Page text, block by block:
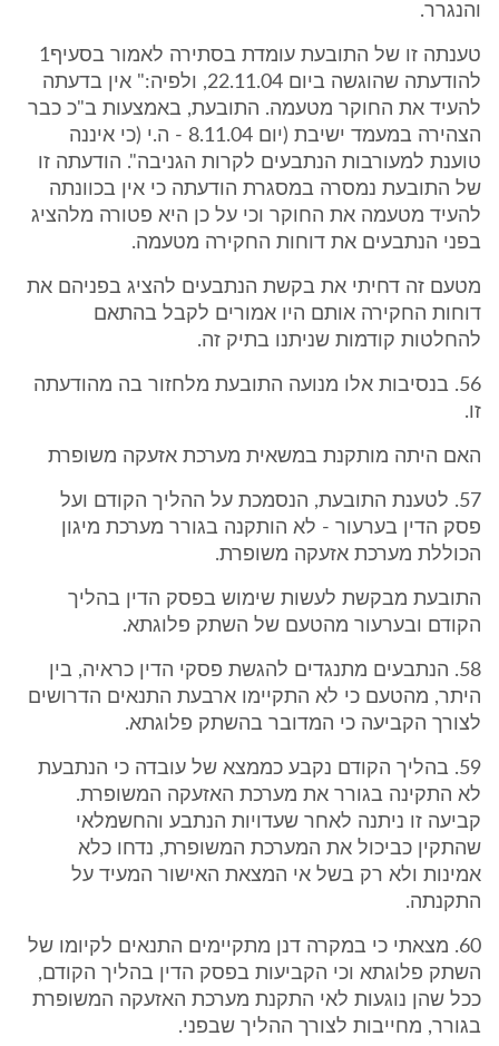
והנגרר.
טענתה זו של התובעת עומדת בסתירה לאמור בסעיף1
להודעתה שהוגשה ביום 22.11.04, ולפיה:" אין בדעתה
להעיד את החוקר מטעמה. התובעת, באמצעות ב"כ כבר
הצהירה במעמד ישיבת (יום 8.11.04 - ה.י (כי איננה
טוענת למעורבות הנתבעים לקרות הגניבה". הודעתה זו
של התובעת נמסרה במסגרת הודעתה כי אין בכוונתה
להעיד מטעמה את החוקר וכי על כן היא פטורה מלהציג
בפני הנתבעים את דוחות החקירה מטעמה.
מטעם זה דחיתי את בקשת הנתבעים להציג בפניהם את
דוחות החקירה אותם היו אמורים לקבל בהתאם
להחלטות קודמות שניתנו בתיק זה.
56. בנסיבות אלו מנועה התובעת מלחזור בה מהודעתה
זו.
האם היתה מותקנת במשאית מערכת אזעקה משופרת
57. לטענת התובעת, הנסמכת על ההליך הקודם ועל
פסק הדין בערעור - לא הותקנה בגורר מערכת מיגון
הכוללת מערכת אזעקה משופרת.
התובעת מבקשת לעשות שימוש בפסק הדין בהליך
הקודם ובערעור מהטעם של השתק פלוגתא.
58. הנתבעים מתנגדים להגשת פסקי הדין כראיה, בין
היתר, מהטעם כי לא התקיימו ארבעת התנאים הדרושים
לצורך הקביעה כי המדובר בהשתק פלוגתא.
59. בהליך הקודם נקבע כממצא של עובדה כי הנתבעת
לא התקינה בגורר את מערכת האזעקה המשופרת.
קביעה זו ניתנה לאחר שעדויות הנתבע והחשמלאי
שהתקין כביכול את המערכת המשופרת, נדחו כלא
אמינות ולא רק בשל אי המצאת האישור המעיד על
התקנתה.
60. מצאתי כי במקרה דנן מתקיימים התנאים לקיומו של
השתק פלוגתא וכי הקביעות בפסק הדין בהליך הקודם,
ככל שהן נוגעות לאי התקנת מערכת האזעקה המשופרת
בגורר, מחייבות לצורך ההליך שבפני.